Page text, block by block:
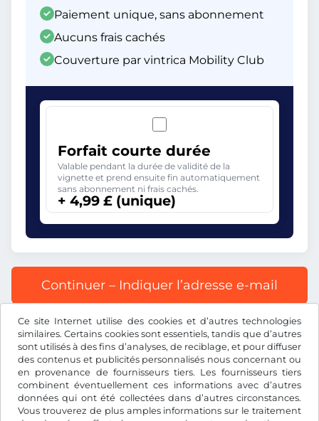
Ce site Internet utilise des cookies et d’autres technologies
similaires. Certains cookies sont essentiels, tandis que d’autres
sont utilisés à des fins d’analyses, de reciblage, et pour diffuser
des contenus et publicités personnalisés nous concernant ou
en provenance de fournisseurs tiers. Les fournisseurs tiers
combinent éventuellement ces informations avec d’autres
données qui ont été collectées dans d’autres circonstances.
Vous trouverez de plus amples informations sur le traitement
Paiement unique, sans abonnement
Aucuns frais cachés
Couverture par vintrica Mobility Club
Forfait courte durée
Valable pendant la durée de validité de la
vignette et prend ensuite fin automatiquement
sans abonnement ni frais cachés.
+ 4,99 £ (unique)
Continuer – Indiquer l’adresse e-mail
Tous les prix s’entendent TVA incluse.
£GBP